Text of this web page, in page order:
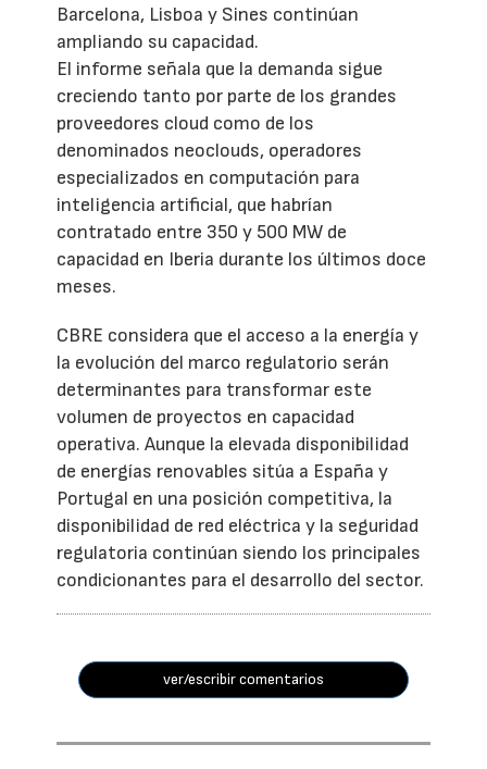
Barcelona, Lisboa y Sines continúan
ampliando su capacidad.
El informe señala que la demanda sigue
creciendo tanto por parte de los grandes
proveedores cloud como de los
denominados neoclouds, operadores
especializados en computación para
inteligencia artificial, que habrían
contratado entre 350 y 500 MW de
capacidad en Iberia durante los últimos doce
meses.
CBRE considera que el acceso a la energía y
la evolución del marco regulatorio serán
determinantes para transformar este
volumen de proyectos en capacidad
operativa. Aunque la elevada disponibilidad
de energías renovables sitúa a España y
Portugal en una posición competitiva, la
disponibilidad de red eléctrica y la seguridad
regulatoria continúan siendo los principales
condicionantes para el desarrollo del sector.
ver/escribir comentarios